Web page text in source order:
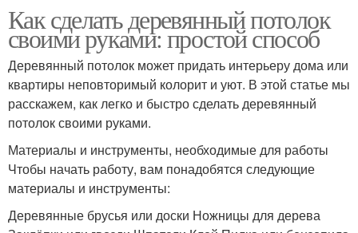
Как сделать деревянный потолок
своими руками: простой способ
Деревянный потолок может придать интерьеру дома или
квартиры неповторимый колорит и уют. В этой статье мы
расскажем, как легко и быстро сделать деревянный
потолок своими руками.
Материалы и инструменты, необходимые для работы
Чтобы начать работу, вам понадобятся следующие
материалы и инструменты:
Деревянные брусья или доски Ножницы для дерева